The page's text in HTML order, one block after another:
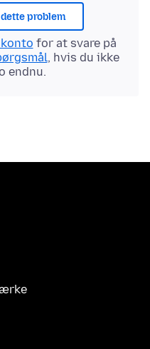
problem
for at svare på
, hvis du ikke
endnu.